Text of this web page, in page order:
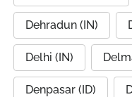
Dehradun (IN)
Delhi (IN)
Denpasar (ID)